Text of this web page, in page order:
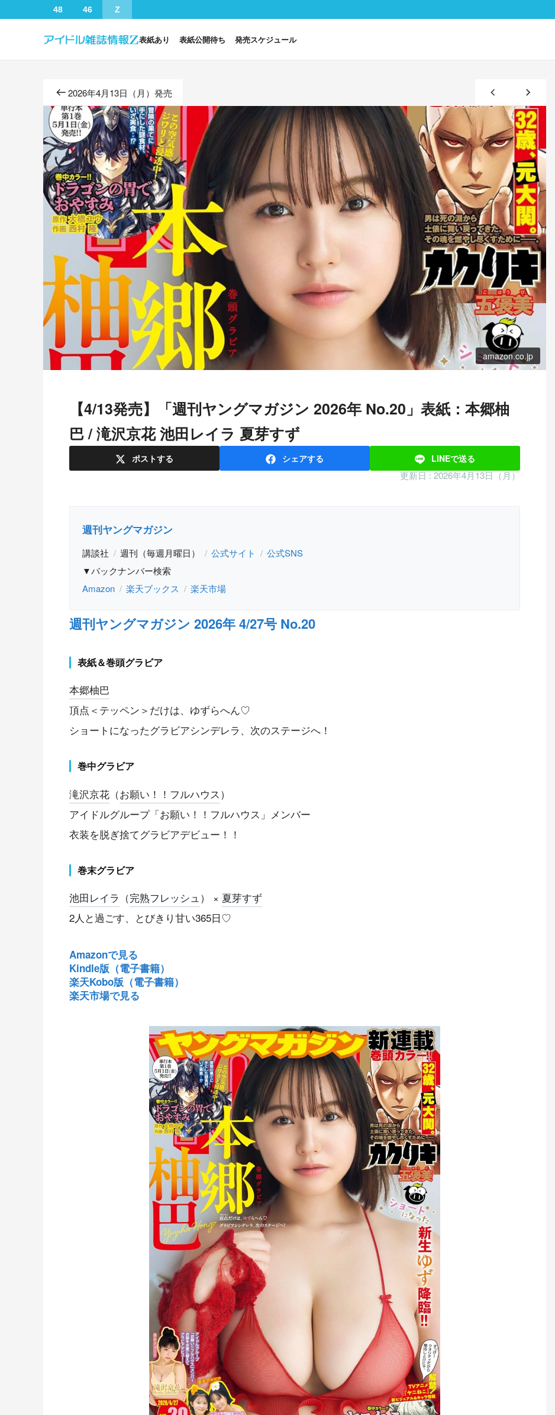
48 46 Z
表紙あり 表紙公開待ち 発売スケジュール
2026年4月13日（月）発売
amazon.co.jp
【4/13発売】「週刊ヤングマガジン 2026年 No.20」表紙：本郷柚
巴 / 滝沢京花 池田レイラ 夏芽すず
ポストする シェアする LINEで送る
更新日 : 2026年4月13日（月）
週刊ヤングマガジン
講談社 週刊（毎週月曜日） 公式サイト
公式SNS
▼バックナンバー検索
Amazon
楽天ブックス 楽天市場
週刊ヤングマガジン 2026年 4/27号 No.20
表紙＆巻頭グラビア
本郷柚巴
頂点＜テッペン＞だけは、ゆずらへん♡
ショートになったグラビアシンデレラ、次のステージへ！
巻中グラビア
滝沢京花 （お願い！！フルハウス ）
アイドルグループ「お願い！！フルハウス」メンバー
衣装を脱ぎ捨てグラビアデビュー！！
巻末グラビア
池田レイラ （完熟フレッシュ ） × 夏芽すず
2人と過ごす、とびきり甘い365日♡
Amazonで見る
Kindle版（電子書籍）
楽天Kobo版（電子書籍）
楽天市場で見る